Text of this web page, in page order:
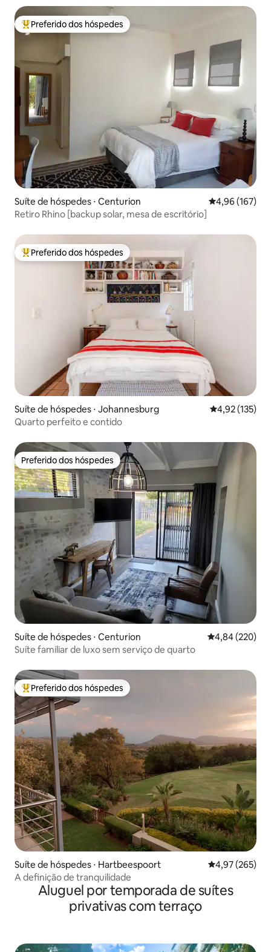
Entre os melhores preferidos dos hóspedes
Preferido dos hóspedes
Suíte de hóspedes ⋅ Centurion 4,96 de uma
4,96 (167)
Retiro Rhino [backup solar, mesa de escritório]
Entre os melhores preferidos dos hóspedes
Preferido dos hóspedes
Suíte de hóspedes ⋅ Johannesburg 4,92 de uma
4,92 (135)
Quarto perfeito e contido
Preferido dos hóspedes
Preferido dos hóspedes
Suíte de hóspedes ⋅ Centurion 4,84 de uma
4,84 (220)
Suíte familiar de luxo sem serviço de quarto
Entre os melhores preferidos dos hóspedes
Preferido dos hóspedes
Suíte de hóspedes ⋅ Hartbeespoort 4,97 de uma
4,97 (265)
A definição de tranquilidade
Aluguel por temporada de suítes
privativas com terraço